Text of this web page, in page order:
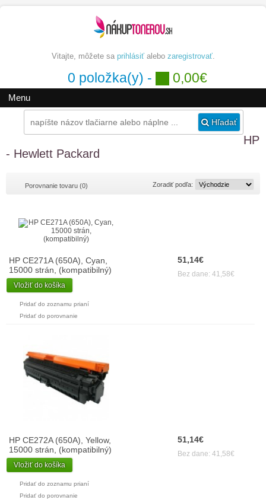
Vitajte, môžete sa prihlásiťalebo zaregistrovať.
0 položka(y) - 0,00€
Hľadať
Menu
HP
- Hewlett Packard
Porovnanie tovaru (0) Zoradiť podľa:
HP CE271A (650A), Cyan,
15000 strán, (kompatibilný)
51,14€
Bez dane: 41,58€
Vložiť do košíka
Pridať do zoznamu prianí
Pridať do porovnanie
HP CE272A (650A), Yellow,
15000 strán, (kompatibilný)
51,14€
Bez dane: 41,58€
Vložiť do košíka
Pridať do zoznamu prianí
Pridať do porovnanie